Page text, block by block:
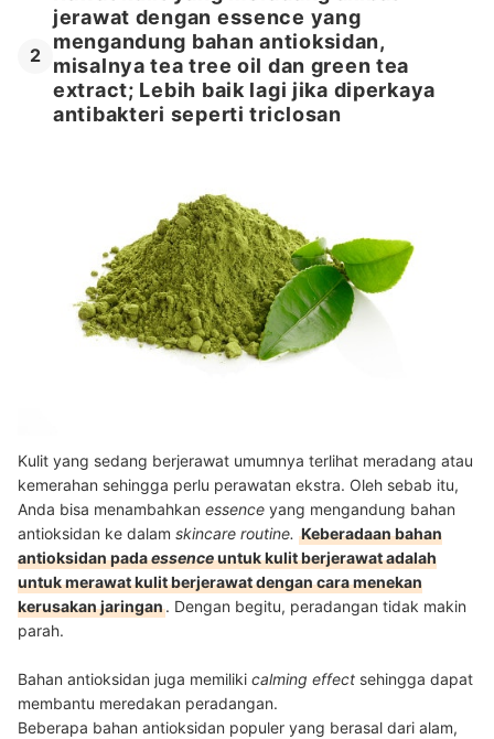
2
jerawat dengan essence yang
mengandung bahan antioksidan,
misalnya tea tree oil dan green tea
extract; Lebih baik lagi jika diperkaya
antibakteri seperti triclosan
Kulit yang sedang berjerawat umumnya terlihat meradang atau
kemerahan sehingga perlu perawatan ekstra. Oleh sebab itu,
Anda bisa menambahkan essence yang mengandung bahan
antioksidan ke dalam skincare routine. Keberadaan bahan
antioksidan padaessenceuntuk kulit berjerawat adalah
untuk merawat kulit berjerawat dengan cara menekan
kerusakan jaringan. Dengan begitu, peradangan tidak makin
parah.
Bahan antioksidan juga memiliki calming effect sehingga dapat
membantu meredakan peradangan.
Beberapa bahan antioksidan populer yang berasal dari alam,